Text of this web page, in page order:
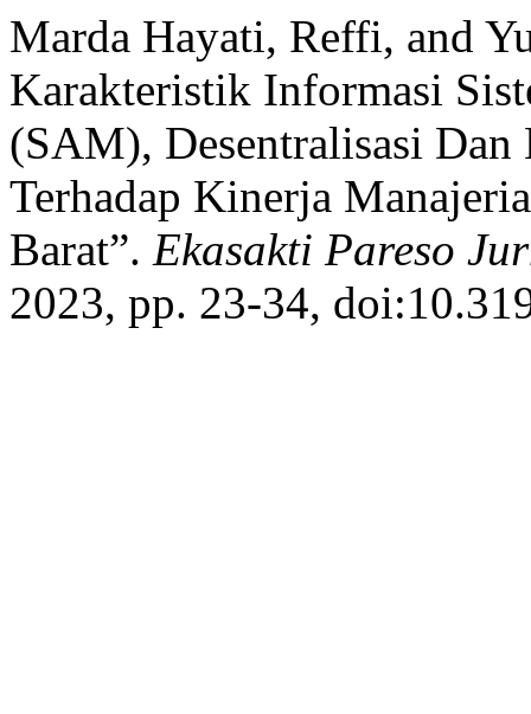
Marda Hayati, Reffi, and
Karakteristik Informasi
(SAM), Desentralisasi
Terhadap Kinerja
Barat”. Ekasakti Pareso
2023, pp. 23-34,